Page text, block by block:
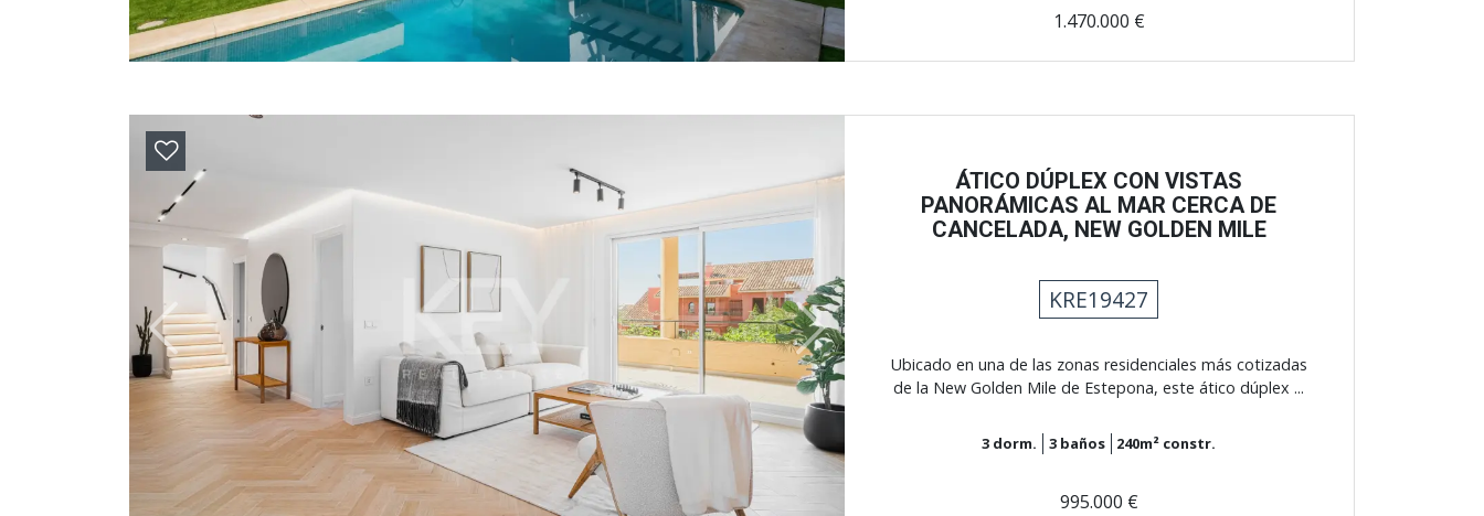
1.470.000 €
Previous Next
ÁTICO DÚPLEX CON VISTAS
PANORÁMICAS AL MAR CERCA DE
CANCELADA, NEW GOLDEN MILE
KRE19427
Ubicado en una de las zonas residenciales más cotizadas
de la New Golden Mile de Estepona, este ático dúplex ...
3 dorm. 3 baños 240m² constr.
995.000 €